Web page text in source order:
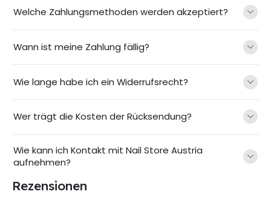
Welche Zahlungsmethoden werden akzeptiert?
Wann ist meine Zahlung fällig?
Wie lange habe ich ein Widerrufsrecht?
Wer trägt die Kosten der Rücksendung?
Wie kann ich Kontakt mit Nail Store Austria
aufnehmen?
Rezensionen